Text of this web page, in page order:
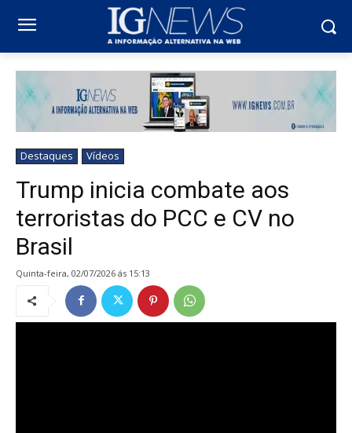
Destaques Vídeos
Trump inicia combate aos
terroristas do PCC e CV no
Brasil
quinta-feira, 02/07/2026 ás 15:13